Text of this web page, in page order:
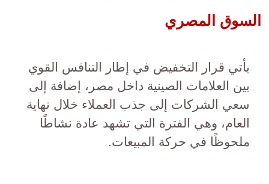
السوق المصري
يأتي قرار التخفيض في إطار التنافس القوي
بين العلامات الصينية داخل مصر، إضافة إلى
سعي الشركات إلى جذب العملاء خلال نهاية
العام، وهي الفترة التي تشهد عادة نشاطًا
ملحوظًا في حركة المبيعات.